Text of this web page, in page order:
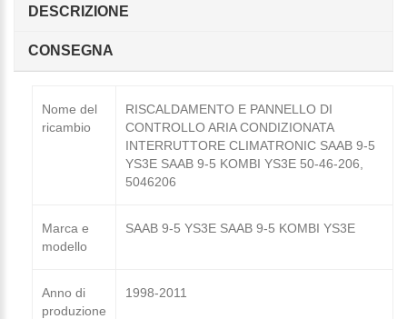
DESCRIZIONE
CONSEGNA
Nome del
ricambio
RISCALDAMENTO E PANNELLO DI
CONTROLLO ARIA CONDIZIONATA
INTERRUTTORE CLIMATRONIC SAAB 9-5
YS3E SAAB 9-5 KOMBI YS3E 50-46-206,
5046206
Marca e
modello
SAAB 9-5 YS3E SAAB 9-5 KOMBI YS3E
Anno di
produzione
1998-2011